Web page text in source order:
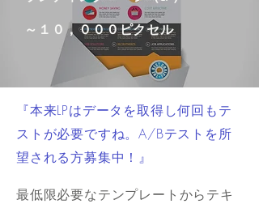
～１０，０００ピクセル
『本来LPはデータを取得し何回もテ
ストが必要ですね。A/Bテストを所
望される方募集中！』
最低限必要なテンプレートからテキ